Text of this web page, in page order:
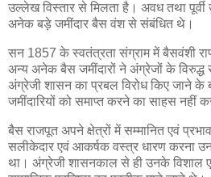
उल्लेख विस्तार से मिलता है। अवध तथा पूर्वी
अनेक बड़े जमींदार बैस वंश से संबंधित थे।
सन 1857 के स्वतंत्रता संग्राम में बैसवंशी
अन्य अनेक बैस जमींदारों ने अंग्रेजों के विरुद्ध
अंग्रेजी शासन का प्रबल विरोध किए जाने
जमींदारियों को समाप्त करने का साहस नहीं
बैस राजपूत अपने क्षेत्रों में सम्मानित एवं
सलीकेदार एवं आकर्षक वस्त्र धारण करना
था। अंग्रेजी शासनकाल से ही उनके विशाल